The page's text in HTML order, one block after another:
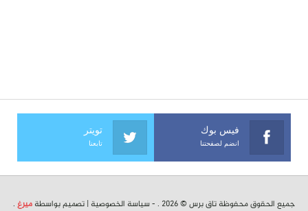
فيس بوك
انضم لصفحتنا
تويتر
تابعنا
جميع الحقوق محفوظة تاق برس © 2026 . - سياسة الخصوصية | تصميم بواسطة ميرغ .